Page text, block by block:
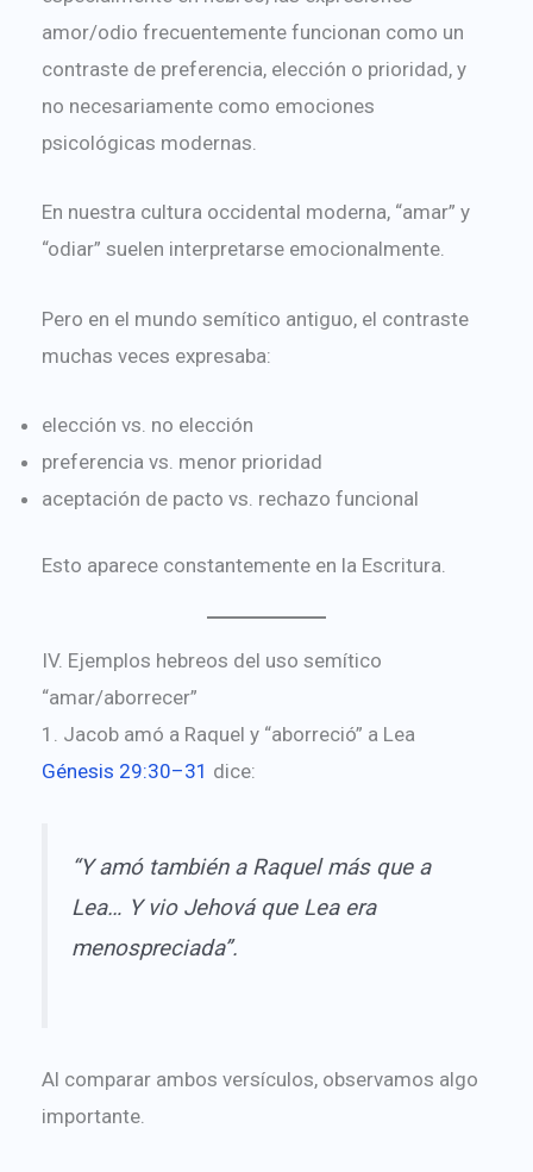
amor/odio frecuentemente funcionan como un
contraste de preferencia, elección o prioridad, y
no necesariamente como emociones
psicológicas modernas.
En nuestra cultura occidental moderna, “amar” y
“odiar” suelen interpretarse emocionalmente.
Pero en el mundo semítico antiguo, el contraste
muchas veces expresaba:
elección vs. no elección
preferencia vs. menor prioridad
aceptación de pacto vs. rechazo funcional
Esto aparece constantemente en la Escritura.
IV. Ejemplos hebreos del uso semítico
“amar/aborrecer”
1. Jacob amó a Raquel y “aborreció” a Lea
Génesis 29:30–31 dice:
“Y amó también a Raquel más que a
Lea… Y vio Jehová que Lea era
menospreciada”.
Al comparar ambos versículos, observamos algo
importante.